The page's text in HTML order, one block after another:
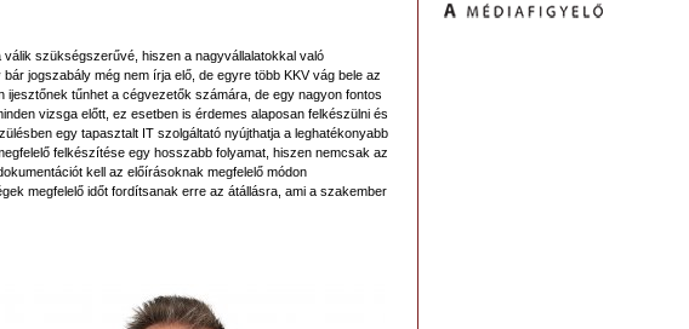
szükségszerűvé, hiszen a nagyvállalatokkal való
jogszabály még nem írja elő, de egyre több KKV vág bele az
tűnhet a cégvezetők számára, de egy nagyon fontos
vizsga előtt, ez esetben is érdemes alaposan felkészülni és
egy tapasztalt IT szolgáltató nyújthatja a leghatékonyabb
felkészítése egy hosszabb folyamat, hiszen nemcsak az
kell az előírásoknak megfelelő módon
megfelelő időt fordítsanak erre az átállásra, ami a szakember